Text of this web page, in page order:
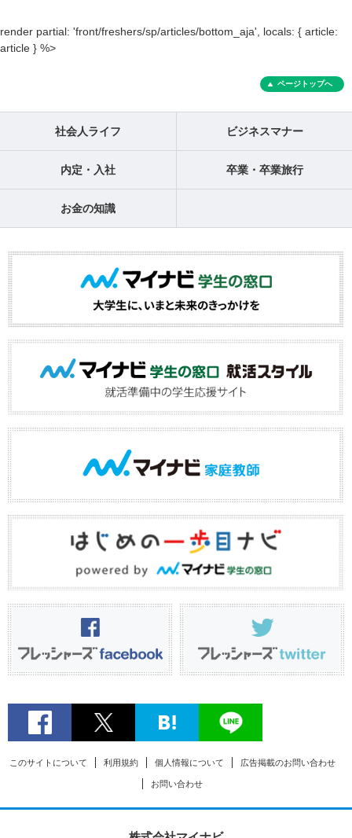
render partial: 'front/freshers/sp/articles/bottom_aja', locals: { article:
article } %>
ページトップへ
社会人ライフ ビジネスマナー
内定・入社 卒業・卒業旅行
お金の知識
このサイトについて 利用規約 個人情報について 広告掲載のお問い合わせ
お問い合わせ